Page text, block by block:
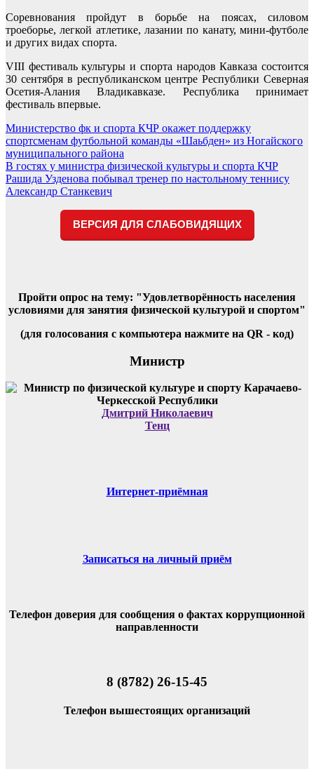
Соревнования пройдут в борьбе на поясах, силовом
троеборье, легкой атлетике, лазании по канату, мини-футболе
и других видах спорта.
VIII фестиваль культуры и спорта народов Кавказа состоится
30 сентября в республиканском центре Республики Северная
Осетия-Алания Владикавказе. Республика принимает
фестиваль впервые.
Навигация
по
записям
Министерство фк и спорта КЧР окажет поддержку
спортсменам футбольной команды «Шаьбден» из Ногайского
муниципального района
В гостях у министра физической культуры и спорта КЧР
Рашида Узденова побывал тренер по настольному теннису
Александр Станкевич
ВЕРСИЯ ДЛЯ СЛАБОВИДЯЩИХ
Пройти опрос на тему: "Удовлетворённость населения
условиями для занятия физической культурой и спортом"
(для голосования с компьютера нажмите на QR - код)
Министр
Дмитрий Николаевич
Тенц
Интернет-приёмная
Записаться на личный приём
Телефон доверия для сообщения о фактах коррупционной
направленности
8 (8782) 26-15-45
Телефон вышестоящих организаций